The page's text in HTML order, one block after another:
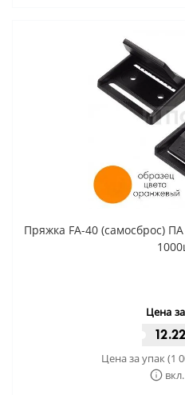
Пряжка FA-40 (самосброс)
Цена
12.22
Цена за упак (1